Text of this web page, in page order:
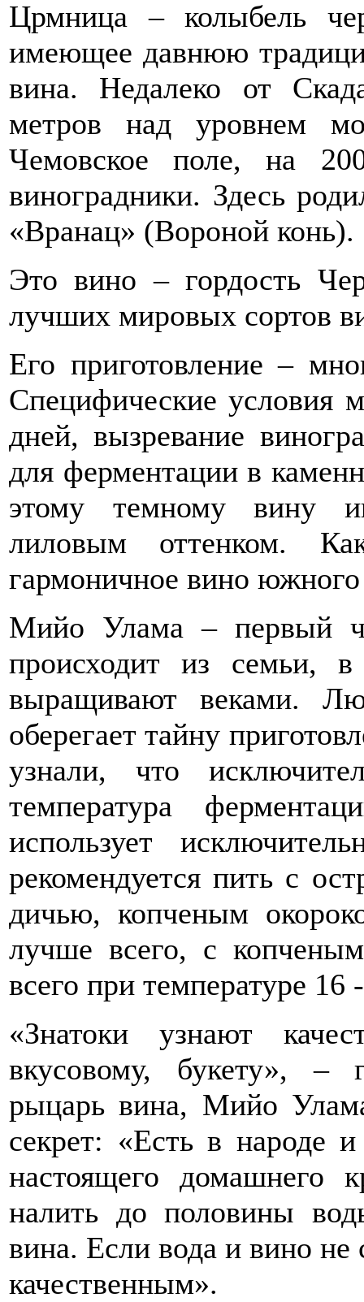
Црмница – колыбель
имеющее давнюю
вина. Недалеко от
метров над уровнем
Чемовское поле, на
виноградники. Здесь
«Вранац» (Вороной конь).
Это вино – гордость
лучших мировых сортов
Его приготовление –
Специфические условия
дней, вызревание
для ферментации в
этому темному вину
лиловым оттенком.
гармоничное вино
Мийо Улама – первый
происходит из семьи, в
выращивают веками.
оберегает тайну
узнали, что
температура
использует
рекомендуется пить с
дичью, копченым
лучше всего, с
всего при температуре 16
«Знатоки узнают
вкусовому, букету», –
рыцарь вина, Мийо
секрет: «Есть в народе
настоящего домашнего
налить до половины
вина. Если вода и вино не
качественным».